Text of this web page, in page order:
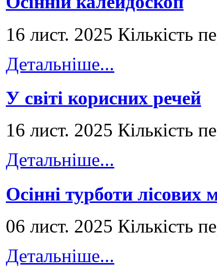
16 лист. 2025 Кількість
Детальніше...
У світі корисних речей
16 лист. 2025 Кількість
Детальніше...
Осінні турботи лісових
06 лист. 2025 Кількість
Детальніше...